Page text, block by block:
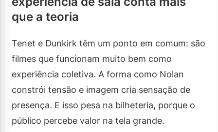
que a teoria
Tenet e Dunkirk têm um ponto em comum: são
filmes que funcionam muito bem como
experiência coletiva. A forma como Nolan
constrói tensão e imagem cria sensação de
presença. E isso pesa na bilheteria, porque o
público percebe valor na tela grande.